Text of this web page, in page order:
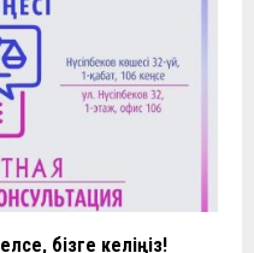
бізге келіңіз!